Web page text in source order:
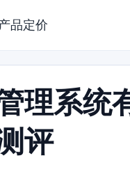
品定价
理系统
评